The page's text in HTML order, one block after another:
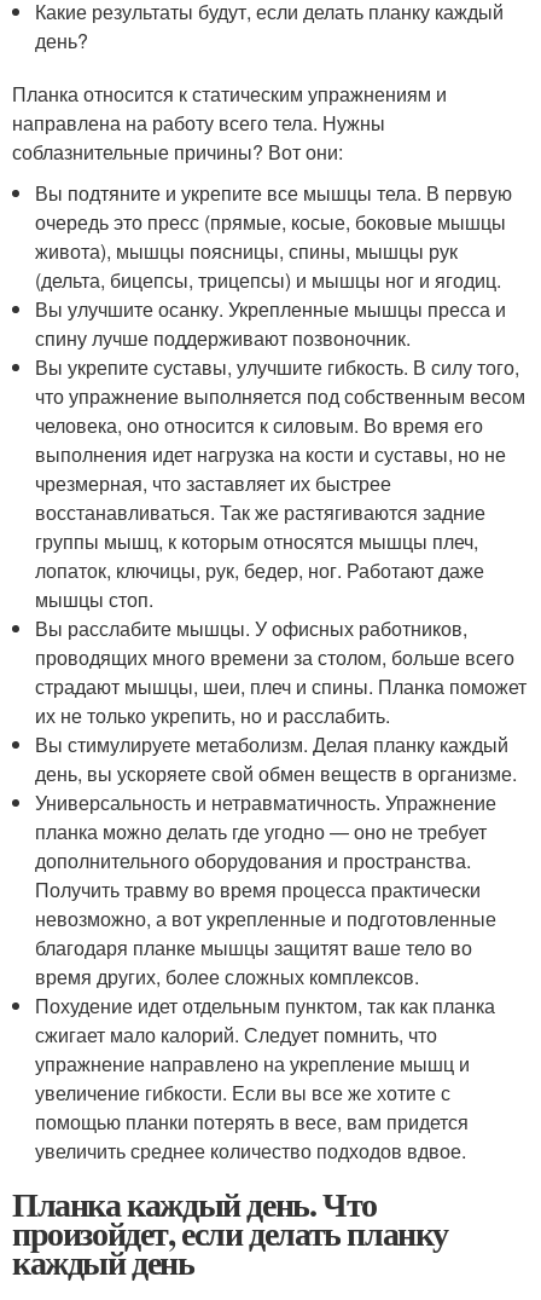
Какие результаты будут, если делать планку каждый
день?
Планка относится к статическим упражнениям и
направлена на работу всего тела. Нужны
соблазнительные причины? Вот они:
Вы подтяните и укрепите все мышцы тела. В первую
очередь это пресс (прямые, косые, боковые мышцы
живота), мышцы поясницы, спины, мышцы рук
(дельта, бицепсы, трицепсы) и мышцы ног и ягодиц.
Вы улучшите осанку. Укрепленные мышцы пресса и
спину лучше поддерживают позвоночник.
Вы укрепите суставы, улучшите гибкость. В силу того,
что упражнение выполняется под собственным весом
человека, оно относится к силовым. Во время его
выполнения идет нагрузка на кости и суставы, но не
чрезмерная, что заставляет их быстрее
восстанавливаться. Так же растягиваются задние
группы мышц, к которым относятся мышцы плеч,
лопаток, ключицы, рук, бедер, ног. Работают даже
мышцы стоп.
Вы расслабите мышцы. У офисных работников,
проводящих много времени за столом, больше всего
страдают мышцы, шеи, плеч и спины. Планка поможет
их не только укрепить, но и расслабить.
Вы стимулируете метаболизм. Делая планку каждый
день, вы ускоряете свой обмен веществ в организме.
Универсальность и нетравматичность. Упражнение
планка можно делать где угодно — оно не требует
дополнительного оборудования и пространства.
Получить травму во время процесса практически
невозможно, а вот укрепленные и подготовленные
благодаря планке мышцы защитят ваше тело во
время других, более сложных комплексов.
Похудение идет отдельным пунктом, так как планка
сжигает мало калорий. Следует помнить, что
упражнение направлено на укрепление мышц и
увеличение гибкости. Если вы все же хотите с
помощью планки потерять в весе, вам придется
увеличить среднее количество подходов вдвое.
Планка каждый день. Что
произойдет, если делать планку
каждый день